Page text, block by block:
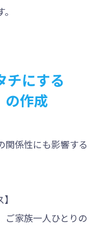
チにする
の作成
関係性にも影響する
ご家族一人ひとりの